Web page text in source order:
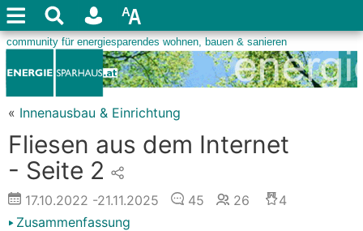
« Innenausbau & Einrichtung
Fliesen aus dem Internet
- Seite 2
17.10.2022 -21.11.2025 45 26
4
Zusammenfassung